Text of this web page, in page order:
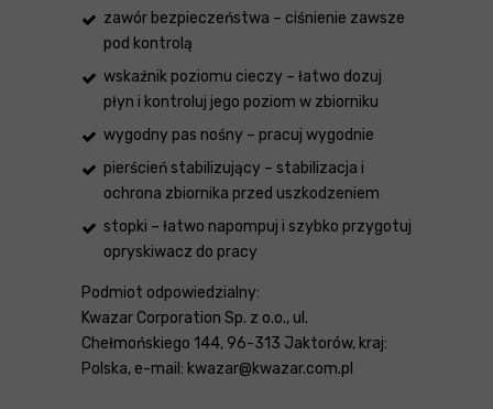
zawór bezpieczeństwa – ciśnienie zawsze
pod kontrolą
wskaźnik poziomu cieczy – łatwo dozuj
płyn i kontroluj jego poziom w zbiorniku
wygodny pas nośny – pracuj wygodnie
pierścień stabilizujący – stabilizacja i
ochrona zbiornika przed uszkodzeniem
stopki – łatwo napompuj i szybko przygotuj
opryskiwacz do pracy
Podmiot odpowiedzialny:
Kwazar Corporation Sp. z o.o., ul.
Chełmońskiego 144, 96-313 Jaktorów, kraj:
Polska, e-mail: kwazar@kwazar.com.pl